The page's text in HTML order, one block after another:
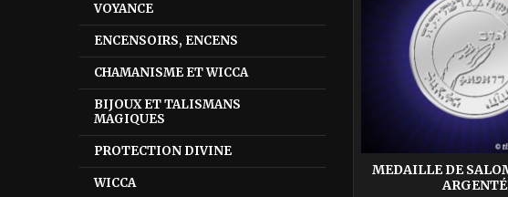
VOYANCE
ENCENSOIRS, ENCENS
CHAMANISME ET WICCA
BIJOUX ET TALISMANS
MAGIQUES
PROTECTION DIVINE
WICCA
MEDAILLE DE